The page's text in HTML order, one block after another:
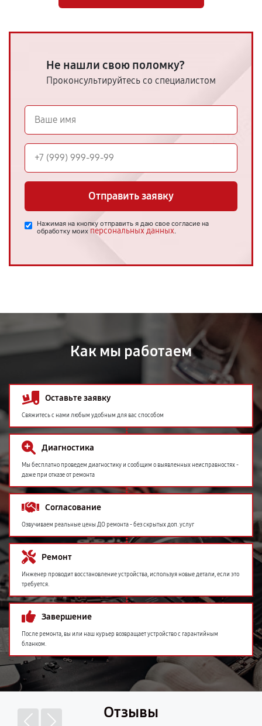
Не нашли свою поломку?
Проконсультируйтесь со специалистом
Отправить заявку
Нажимая на кнопку отправить я даю свое согласие на
обработку моих персональных данных.
Как мы работаем
Оставьте заявку
Свяжитесь с нами любым удобным для вас способом
Диагностика
Мы бесплатно проведем диагностику и сообщим о выявленных неисправностях -
даже при отказе от ремонта
Согласование
Озвучиваем реальные цены ДО ремонта - без скрытых доп. услуг
Ремонт
Инженер проводит восстановление устройства, используя новые детали, если это
требуется.
Завершение
После ремонта, вы или наш курьер возвращает устройство с гарантийным
бланком.
Отзывы